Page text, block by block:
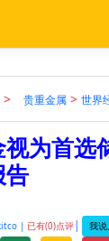
> 贵重金属 > 世界
视为首
告
| 已有(0)点评| 我说